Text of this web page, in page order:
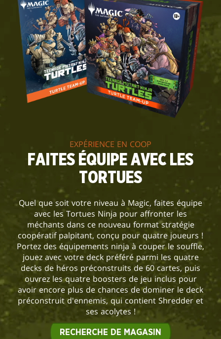
EXPÉRIENCE EN COOP
FAITES ÉQUIPE AVEC LES
TORTUES
Quel que soit votre niveau à Magic, faites équipe
avec les Tortues Ninja pour affronter les
méchants dans ce nouveau format stratégie
coopératif palpitant, conçu pour quatre joueurs !
Portez des équipements ninja à couper le souffle,
jouez avec votre deck préféré parmi les quatre
decks de héros préconstruits de 60 cartes, puis
ouvrez les quatre boosters de jeu inclus pour
avoir encore plus de chances de dominer le deck
préconstruit d'ennemis, qui contient Shredder et
ses acolytes !
RECHERCHE DE MAGASIN